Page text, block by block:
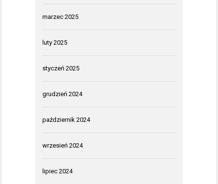
marzec 2025
luty 2025
styczeń 2025
grudzień 2024
październik 2024
wrzesień 2024
lipiec 2024